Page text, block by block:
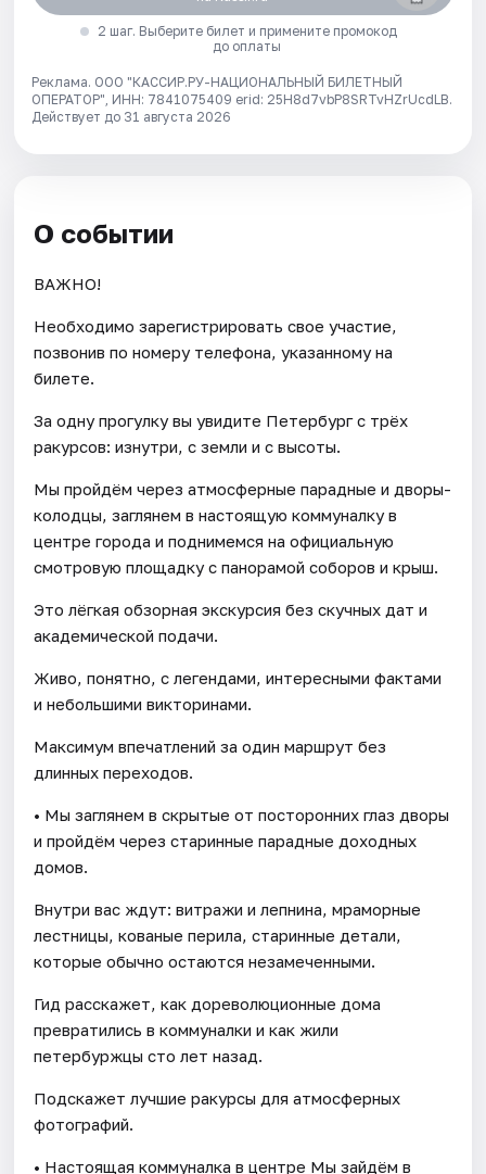
2 шаг. Выберите билет и примените промокод
до оплаты
Реклама. ООО "КАССИР.РУ-НАЦИОНАЛЬНЫЙ БИЛЕТНЫЙ
ОПЕРАТОР", ИНН: 7841075409 erid: 25H8d7vbP8SRTvHZrUcdLB.
Действует до 31 августа 2026
О событии
ВАЖНО!
Необходимо зарегистрировать свое участие,
позвонив по номеру телефона, указанному на
билете.
За одну прогулку вы увидите Петербург с трёх
ракурсов: изнутри, с земли и с высоты.
Мы пройдём через атмосферные парадные и дворы-
колодцы, заглянем в настоящую коммуналку в
центре города и поднимемся на официальную
смотровую площадку с панорамой соборов и крыш.
Это лёгкая обзорная экскурсия без скучных дат и
академической подачи.
Живо, понятно, с легендами, интересными фактами
и небольшими викторинами.
Максимум впечатлений за один маршрут без
длинных переходов.
• Мы заглянем в скрытые от посторонних глаз дворы
и пройдём через старинные парадные доходных
домов.
Внутри вас ждут: витражи и лепнина, мраморные
лестницы, кованые перила, старинные детали,
которые обычно остаются незамеченными.
Гид расскажет, как дореволюционные дома
превратились в коммуналки и как жили
петербуржцы сто лет назад.
Подскажет лучшие ракурсы для атмосферных
фотографий.
• Настоящая коммуналка в центре Мы зайдём в